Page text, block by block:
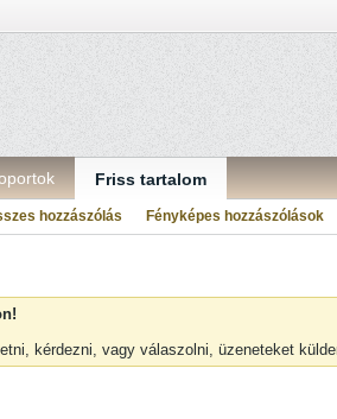
Friss tartalom
hozzászólás Fényképes hozzászólások
kérdezni, vagy válaszolni, üzeneteket